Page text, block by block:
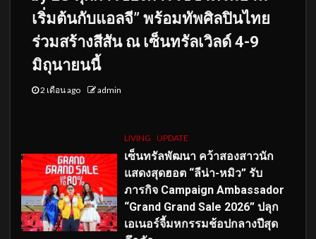
เริ่มต้นกับแอลจี” พร้อมทัพศิลปินไทย
ร่วมสร้างสีสัน ณ เซ็นทรัลเวิลด์ 4-9
มิถุนายนนี้
2 เดือน ago admin
LIVING UPDATE
เซ็นทรัลพัฒนา คว้าสองสาวนัก
แสดงสุดฮอต “ลีน่า-หมิว” รับ
ภารกิจ Campaign Ambassador
“Grand Grand Sale 2026” ปลุก
เอเนอร์จี้มหกรรมช้อปกลางปีสุด